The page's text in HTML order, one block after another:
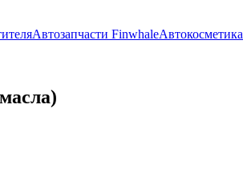
Автозапчасти FinwhaleАвтокосметика